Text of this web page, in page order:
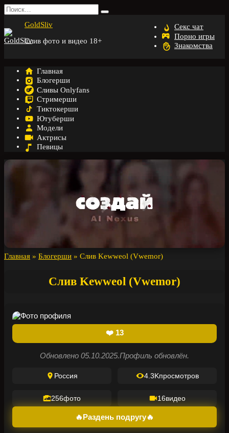
Перейти
к
содержанию
Search
for:
GoldSliv
Слив фото и видео 18+
Секс чат
Порно игры
Знакомства
Главная
Блогерши
Сливы Onlyfans
Стримерши
Тиктокерши
Ютуберши
Модели
Актрисы
Певицы
Главная » Блогерши » Слив Kewweol (Vwemor)
Слив Kewweol (Vwemor)
❤️ 13
Обновлено 05.10.2025.Профиль обновлён.
Россия 4.3Kпросмотров
256фото 16видео
🔥Раздень подругу🔥